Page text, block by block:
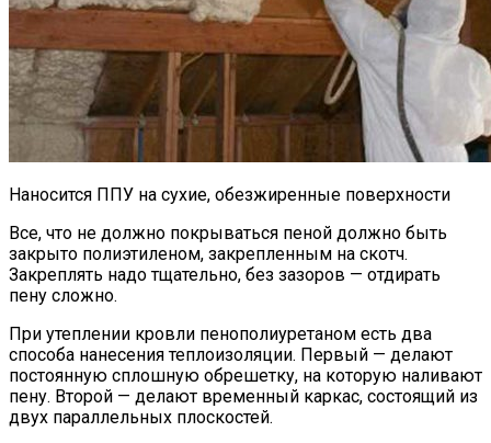
Наносится ППУ на сухие, обезжиренные поверхности
Все, что не должно покрываться пеной должно быть
закрыто полиэтиленом, закрепленным на скотч.
Закреплять надо тщательно, без зазоров — отдирать
пену сложно.
При утеплении кровли пенополиуретаном есть два
способа нанесения теплоизоляции. Первый — делают
постоянную сплошную обрешетку, на которую наливают
пену. Второй — делают временный каркас, состоящий из
двух параллельных плоскостей.